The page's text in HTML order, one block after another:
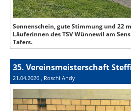
Sonnenschein, gute Stimmung und 22
Läuferinnen des TSV Wünnewil am
Tafers.
35. Vereinsmeisterschaft
21.04.2026 , Roschi Andy